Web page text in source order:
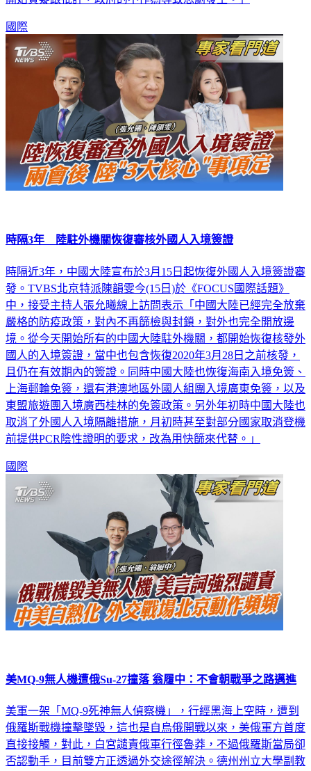
國際
時隔3年 陸駐外機關恢復審核外國人入境簽證
時隔近3年，中國大陸宣布於3月15日起恢復外國人入境簽證審
發。TVBS北京特派陳韻雯今(15日)於《FOCUS國際話題》
中，接受主持人張允曦線上訪問表示「中國大陸已經完全放棄
嚴格的防疫政策，對內不再篩檢與封鎖，對外也完全開放邊
境。從今天開始所有的中國大陸駐外機關，都開始恢復核發外
國人的入境簽證，當中也包含恢復2020年3月28日之前核發，
且仍在有效期內的簽證。同時中國大陸也恢復海南入境免簽、
上海郵輪免簽，還有港澳地區外國人組團入境廣東免簽，以及
東盟旅遊團入境廣西桂林的免簽政策。另外年初時中國大陸也
取消了外國人入境隔離措施，月初時甚至對部分國家取消登機
前提供PCR陰性證明的要求，改為用快篩來代替。」
國際
美MQ-9無人機遭俄Su-27撞落 翁履中：不會朝戰爭之路邁進
美軍一架「MQ-9死神無人偵察機」，行經黑海上空時，遭到
俄羅斯戰機撞擊墜毀，這也是自烏俄開戰以來，美俄軍方首度
直接接觸，對此，白宮譴責俄軍行徑魯莽，不過俄羅斯當局卻
否認動手，目前雙方正透過外交途徑解決。德州州立大學副教